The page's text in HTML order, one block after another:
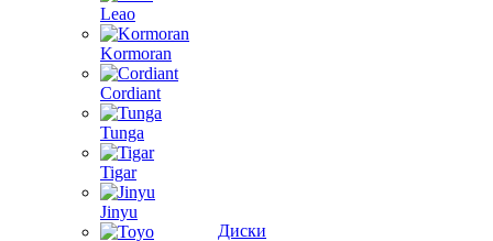
Leao
Kormoran
Cordiant
Tunga
Tigar
Jinyu
Диски